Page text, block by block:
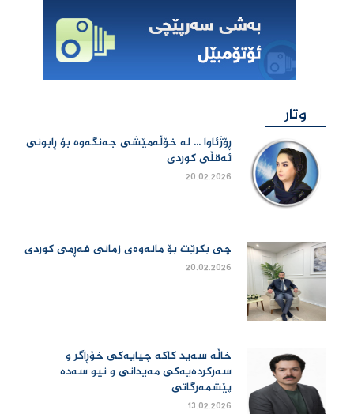
وتار
ڕۆژئاوا ... لە خۆڵەمێشی جەنگەوە بۆ ڕابونی
ئەقڵی کوردی
20.02.2026
چی بكرێت بۆ مانەوەی زمانی فەڕمی كوردی
20.02.2026
خاڵە سەید کاکە چیایەکی خۆڕاگر و
سەرکردەیەکی مەیدانی و نیو سەدە
پێشمەرگاتی
13.02.2026